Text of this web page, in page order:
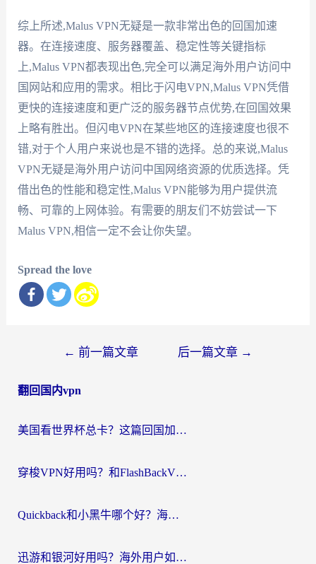
综上所述,Malus VPN无疑是一款非常出色的回国加速
器。在连接速度、服务器覆盖、稳定性等关键指标
上,Malus VPN都表现出色,完全可以满足海外用户访问中
国网站和应用的需求。相比于闪电VPN,Malus VPN凭借
更快的连接速度和更广泛的服务器节点优势,在回国效果
上略有胜出。但闪电VPN在某些地区的连接速度也很不
错,对于个人用户来说也是不错的选择。总的来说,Malus
VPN无疑是海外用户访问中国网络资源的优质选择。凭
借出色的性能和稳定性,Malus VPN能够为用户提供流
畅、可靠的上网体验。有需要的朋友们不妨尝试一下
Malus VPN,相信一定不会让你失望。
Spread the love
导
← 前一篇文章 后一篇文章 →
翻回国内vpn
美国看世界杯总卡？这篇回国加速器指南帮你无缝刷国内资源（附苹果手机VPN设置步骤）
穿梭VPN好用吗？和FlashBackVPN对比哪个回国效果更好？
Quickback和小黑牛哪个好？海外党亲测指南，选对回国加速器秒回国内
迅游和银河好用吗？海外用户如何选择回国加速器实现无缝访问国内资源